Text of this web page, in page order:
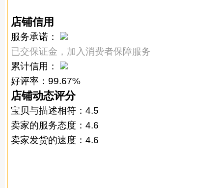
店铺信用
服务承诺：
已交保证金，加入消费者保障服务
累计信用：
好评率：99.67%
店铺动态评分
宝贝与描述相符：4.5
卖家的服务态度：4.6
卖家发货的速度：4.6